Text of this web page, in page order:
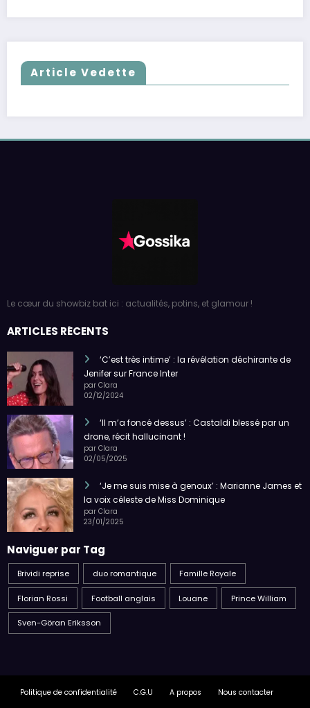
Article Vedette
Le cœur du showbiz bat ici : actualités, potins, et glamour !
ARTICLES RÉCENTS
‘C’est très intime’ : la révélation déchirante de
Jenifer sur France Inter
par Clara
02/12/2024
‘Il m’a foncé dessus’ : Castaldi blessé par un
drone, récit hallucinant !
par Clara
02/05/2025
‘Je me suis mise à genoux’ : Marianne James et
la voix céleste de Miss Dominique
par Clara
23/01/2025
Naviguer par Tag
Brividi reprise duo romantique Famille Royale
Florian Rossi Football anglais Louane Prince William
Sven-Göran Eriksson
Politique de confidentialité C.G.U A propos Nous contacter